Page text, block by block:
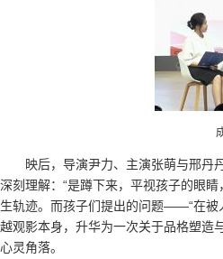
映后，导演尹力、主演张萌与邢丹
深刻理解：“是蹲下来，平视孩子的眼
生轨迹。而孩子们提出的问题——“在被
越观影本身，升华为一次关于品格塑造
心灵角落。